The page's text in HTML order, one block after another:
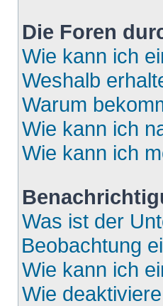
Die Foren
Wie kann ich
Weshalb
Warum
Wie kann ich
Wie kann ich
Was ist der
Beobachtung
Wie kann ich
Wie